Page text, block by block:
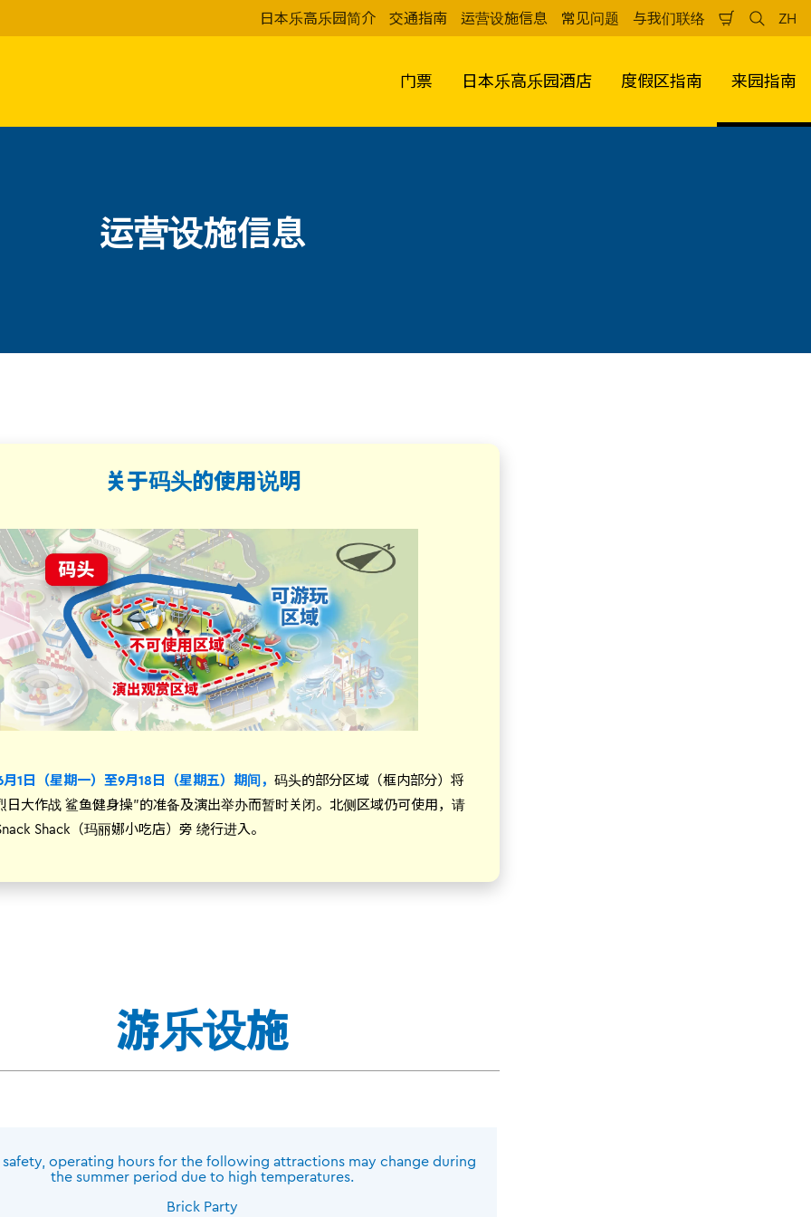
日本乐高乐园简介 交通指南 运营设施信息 常见问题 与我们联络
物
检
索
ZH
中
文
门票 日本乐高乐园酒店 度假区指南 来园指南
运营设施信息
关于码头的使用说明
1日（星期一）至9月18日（星期五）期间， 码头的部分区域（框内部分）将
日大作战 鲨鱼健身操”的准备及演出举办而暂时关闭。北侧区域仍可使用，请
Shack（玛丽娜小吃店）旁 绕行进入。
游乐设施
operating hours for the following attractions may change during
the summer period due to high temperatures.
Brick Party